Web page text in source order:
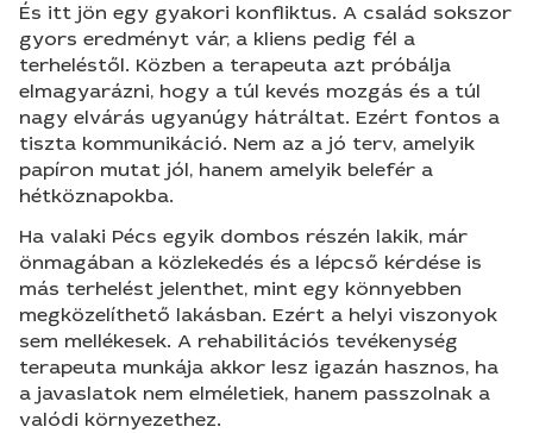
És itt jön egy gyakori konfliktus. A család sokszor
gyors eredményt vár, a kliens pedig fél a
terheléstől. Közben a terapeuta azt próbálja
elmagyarázni, hogy a túl kevés mozgás és a túl
nagy elvárás ugyanúgy hátráltat. Ezért fontos a
tiszta kommunikáció. Nem az a jó terv, amelyik
papíron mutat jól, hanem amelyik belefér a
hétköznapokba.
Ha valaki Pécs egyik dombos részén lakik, már
önmagában a közlekedés és a lépcső kérdése is
más terhelést jelenthet, mint egy könnyebben
megközelíthető lakásban. Ezért a helyi viszonyok
sem mellékesek. A rehabilitációs tevékenység
terapeuta munkája akkor lesz igazán hasznos, ha
a javaslatok nem elméletiek, hanem passzolnak a
valódi környezethez.